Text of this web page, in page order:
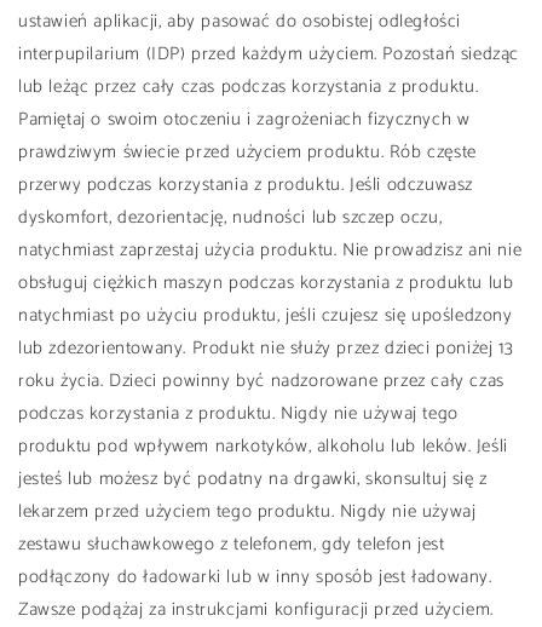
ustawień aplikacji, aby pasować do osobistej odległości
interpupilarium (IDP) przed każdym użyciem. Pozostań siedząc
lub leżąc przez cały czas podczas korzystania z produktu.
Pamiętaj o swoim otoczeniu i zagrożeniach fizycznych w
prawdziwym świecie przed użyciem produktu. Rób częste
przerwy podczas korzystania z produktu. Jeśli odczuwasz
dyskomfort, dezorientację, nudności lub szczep oczu,
natychmiast zaprzestaj użycia produktu. Nie prowadzisz ani nie
obsługuj ciężkich maszyn podczas korzystania z produktu lub
natychmiast po użyciu produktu, jeśli czujesz się upośledzony
lub zdezorientowany. Produkt nie służy przez dzieci poniżej 13
roku życia. Dzieci powinny być nadzorowane przez cały czas
podczas korzystania z produktu. Nigdy nie używaj tego
produktu pod wpływem narkotyków, alkoholu lub leków. Jeśli
jesteś lub możesz być podatny na drgawki, skonsultuj się z
lekarzem przed użyciem tego produktu. Nigdy nie używaj
zestawu słuchawkowego z telefonem, gdy telefon jest
podłączony do ładowarki lub w inny sposób jest ładowany.
Zawsze podążaj za instrukcjami konfiguracji przed użyciem.